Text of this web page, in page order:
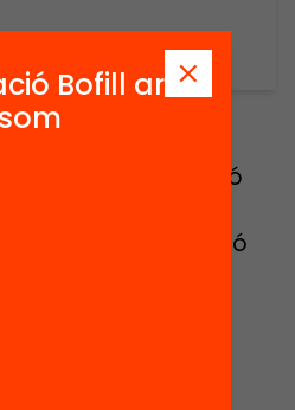
diaris sobre la
de fora de la Unió
informativa de
que hi tenen relació
Bofill ara
som